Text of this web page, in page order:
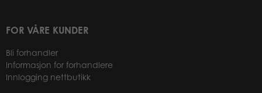
FOR VÅRE KUNDER
Bli forhandler
Informasjon for forhandlere
Innlogging nettbutikk